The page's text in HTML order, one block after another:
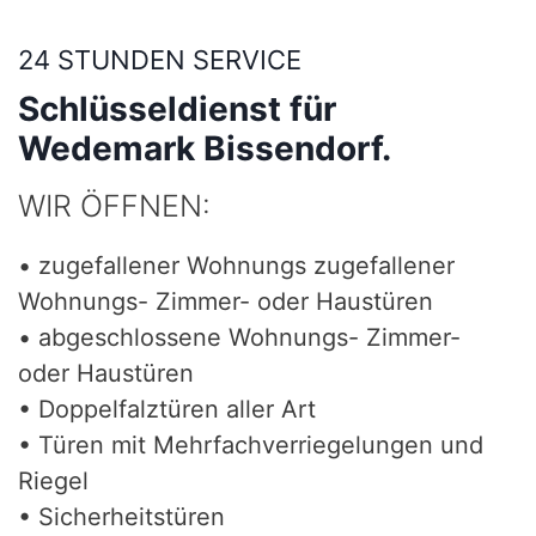
24 STUNDEN SERVICE
Schlüsseldienst für
Wedemark Bissendorf.
WIR ÖFFNEN:
• zugefallener Wohnungs zugefallener
Wohnungs- Zimmer- oder Haustüren
• abgeschlossene Wohnungs- Zimmer-
oder Haustüren
• Doppelfalztüren aller Art
• Türen mit Mehrfachverriegelungen und
Riegel
• Sicherheitstüren